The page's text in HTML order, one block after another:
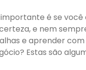
é se você
e nem
e aprender com
Estas são